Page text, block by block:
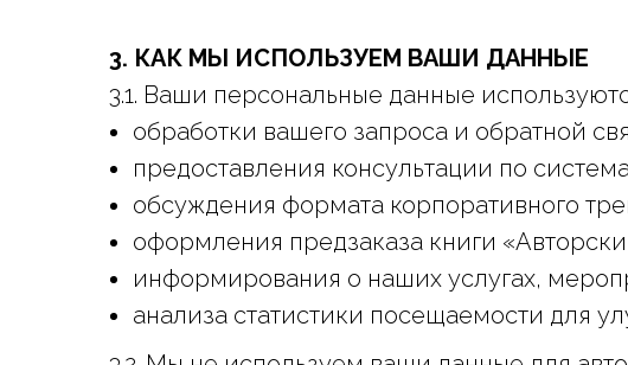
3. КАК МЫ ИСПОЛЬЗУЕМ ВАШИ ДАННЫЕ
3.1. Ваши персональные данные
обработки вашего запроса и обратной
предоставления консультации по
обсуждения формата корпоративного
оформления предзаказа книги
информирования о наших услугах,
анализа статистики посещаемости для